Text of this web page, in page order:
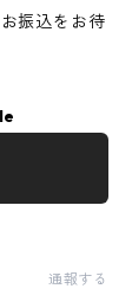
振込をお待
通報する